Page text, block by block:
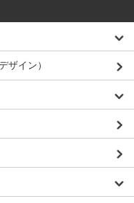
ザイン）